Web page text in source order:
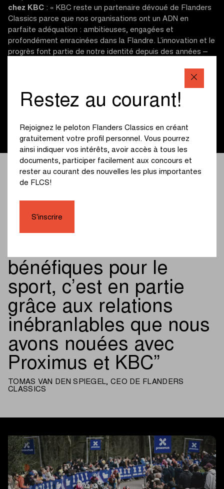
chez KBC : « KBC reste un partenaire dévoué de Flanders
Classics parce que nos organisations ont un ADN en
parfaite adéquation : ambitieuses, engagées et
profondément enracinées dans la Flandre. L’innovation et le
progrès font partie de notre identité depuis des années –
chaque édition et contribue à façonner l’avenir du cyclisme.
plus grandes classiques cyclistes, dont le Tour des
Flandres est le point d’orgue absolu, puissent continuer à
prochaines années grâce à notre soutien. »
Si nous pouvons, en
organisateur, continuer
à innover et à prendre
bénéfiques pour le
sport, c’est en partie
grâce aux relations
inébranlables que nous
avons nouées avec
Proximus et KBC
TOMAS VAN DEN SPIEGEL, CEO DE FLANDERS
CLASSICS
Restez au courant!
Rejoignez le peloton Flanders Classics en créant
gratuitement votre profil personnel. Vous pourrez
ainsi indiquer vos intérêts, avoir accès à tous les
documents, participer facilement aux concours et
rester au courant des nouvelles les plus importantes
de FLCS!
S'inscrire